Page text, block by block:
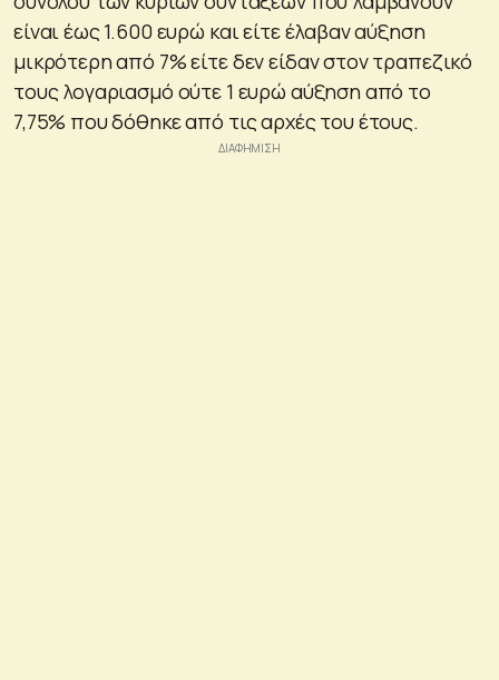
είναι έως 1.600 ευρώ και είτε έλαβαν αύξηση
μικρότερη από 7% είτε δεν είδαν στον τραπεζικό
τους λογαριασμό ούτε 1 ευρώ αύξηση από το
7,75% που δόθηκε από τις αρχές του έτους.